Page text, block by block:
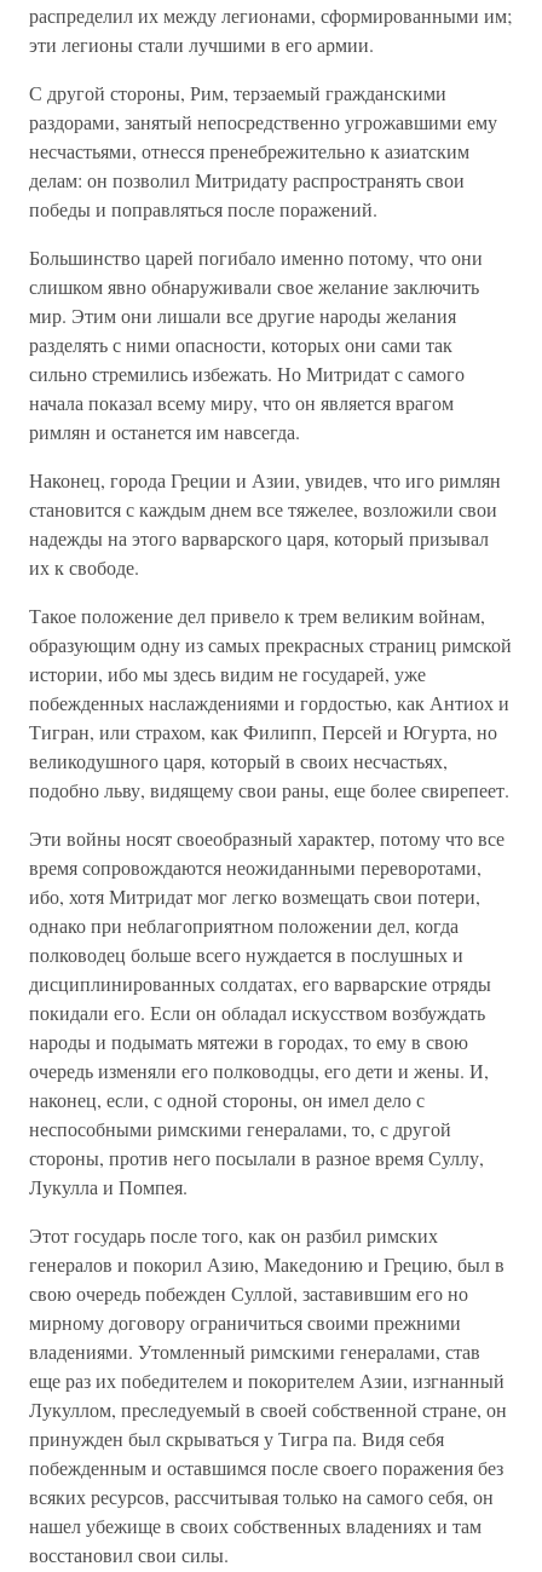
распределил их между легионами, сформированными им;
эти легионы стали лучшими в его армии.
С другой стороны, Рим, терзаемый гражданскими
раздорами, занятый непосредственно угрожавшими ему
несчастьями, отнесся пренебрежительно к азиатским
делам: он позволил Митридату распространять свои
победы и поправляться после поражений.
Большинство царей погибало именно потому, что они
слишком явно обнаруживали свое желание заключить
мир. Этим они лишали все другие народы желания
разделять с ними опасности, которых они сами так
сильно стремились избежать. Но Митридат с самого
начала показал всему миру, что он является врагом
римлян и останется им навсегда.
Наконец, города Греции и Азии, увидев, что иго римлян
становится с каждым днем все тяжелее, возложили свои
надежды на этого варварского царя, который призывал
их к свободе.
Такое положение дел привело к трем великим войнам,
образующим одну из самых прекрасных страниц римской
истории, ибо мы здесь видим не государей, уже
побежденных наслаждениями и гордостью, как Антиох и
Тигран, или страхом, как Филипп, Персей и Югурта, но
великодушного царя, который в своих несчастьях,
подобно льву, видящему свои раны, еще более свирепеет.
Эти войны носят своеобразный характер, потому что все
время сопровождаются неожиданными переворотами,
ибо, хотя Митридат мог легко возмещать свои потери,
однако при неблагоприятном положении дел, когда
полководец больше всего нуждается в послушных и
дисциплинированных солдатах, его варварские отряды
покидали его. Если он обладал искусством возбуждать
народы и подымать мятежи в городах, то ему в свою
очередь изменяли его полководцы, его дети и жены. И,
наконец, если, с одной стороны, он имел дело с
неспособными римскими генералами, то, с другой
стороны, против него посылали в разное время Суллу,
Лукулла и Помпея.
Этот государь после того, как он разбил римских
генералов и покорил Азию, Македонию и Грецию, был в
свою очередь побежден Суллой, заставившим его но
мирному договору ограничиться своими прежними
владениями. Утомленный римскими генералами, став
еще раз их победителем и покорителем Азии, изгнанный
Лукуллом, преследуемый в своей собственной стране, он
принужден был скрываться у Тигра па. Видя себя
побежденным и оставшимся после своего поражения без
всяких ресурсов, рассчитывая только на самого себя, он
нашел убежище в своих собственных владениях и там
восстановил свои силы.